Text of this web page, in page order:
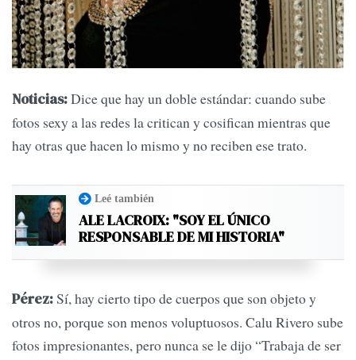
Noticias:Dice que hay un doble estándar: cuando sube
fotos sexy a las redes la critican y cosifican mientras que
hay otras que hacen lo mismo y no reciben ese trato.
Leé también
ALE LACROIX: "SOY EL ÚNICO
RESPONSABLE DE MI HISTORIA"
Pérez:Sí, hay cierto tipo de cuerpos que son objeto y
otros no, porque son menos voluptuosos. Calu Rivero sube
fotos impresionantes, pero nunca se le dijo “Trabaja de ser